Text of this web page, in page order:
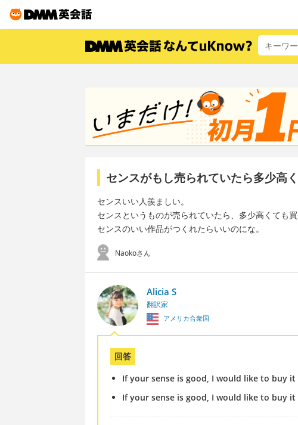
センスがもし売られていたら多少高
センスいい人羨ましい。
センスというものが売られていたら、多少高くても買
センスのいい作品がつくれたらいいのにな。
Naokoさん
Alicia S
翻訳家
アメリカ合衆国
回答
If your sense is good, I would like to buy
If your sense is good, I would like to buy